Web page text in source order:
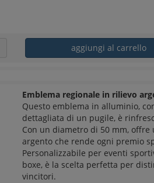
aggiungi al carrello
Emblema regionale in rilievo
Questo emblema in alluminio,
dettagliata di un pugile, è
Con un diametro di 50 mm,
argento che rende ogni premio
Personalizzabile per eventi
boxe, è la scelta perfetta per
vincitori.